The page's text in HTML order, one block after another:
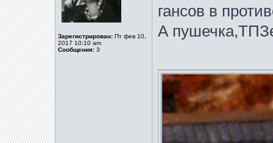
Зарегистрирован: Пт фев 10,
2017 10:10 am
Сообщения: 3
гансов в
А